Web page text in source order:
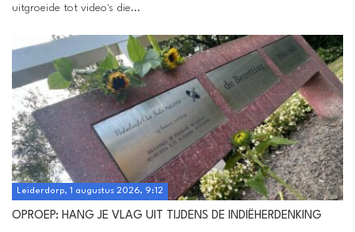
uitgroeide tot video's die...
Leiderdorp, 1 augustus 2026, 9:12
OPROEP: HANG JE VLAG UIT TIJDENS DE INDIËHERDENKING